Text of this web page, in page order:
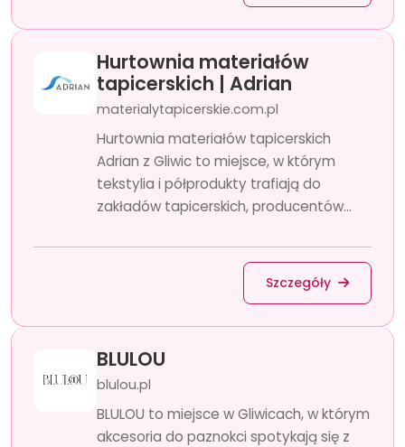
Hurtownia materiałów
tapicerskich | Adrian
materialytapicerskie.com.pl
Hurtownia materiałów tapicerskich
Adrian z Gliwic to miejsce, w którym
tekstylia i półprodukty trafiają do
zakładów tapicerskich, producentów...
Szczegóły
BLULOU
blulou.pl
BLULOU to miejsce w Gliwicach, w którym
akcesoria do paznokci spotykają się z